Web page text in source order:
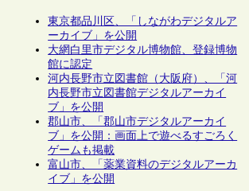
東京都品川区、「しながわデジタルア
ーカイブ」を公開
大網白里市デジタル博物館、登録博物
館に認定
河内長野市立図書館（大阪府）、「河
内長野市立図書館デジタルアーカイ
ブ」を公開
郡山市、「郡山市デジタルアーカイ
ブ」を公開：画面上で遊べるすごろく
ゲームも掲載
富山市、「薬業資料のデジタルアーカ
イブ」を公開